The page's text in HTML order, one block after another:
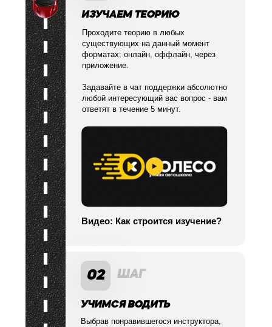
Проходите теорию в любых
существующих на данный момент
форматах: онлайн, оффлайн, через
приложение.
Задавайте в чат поддержки абсолютно
любой интересующий вас вопрос - вам
ответят в течение 5 минут.
ИЗУЧАЕМ ТЕОРИЮ
Выбрав понравившегося инструктора,
УЧИМСЯ ВОДИТЬ
ШАГ
Видео: Как строится изучение?
02